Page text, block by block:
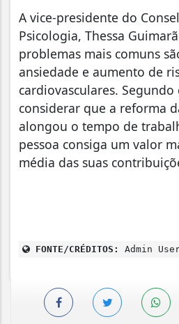
A vice-presidente do
Psicologia, Thessa
problemas mais comuns
ansiedade e aumento de
cardiovasculares. Segundo
considerar que a reforma
alongou o tempo de
pessoa consiga um valor
média das suas
FONTE/CRÉDITOS: Admin